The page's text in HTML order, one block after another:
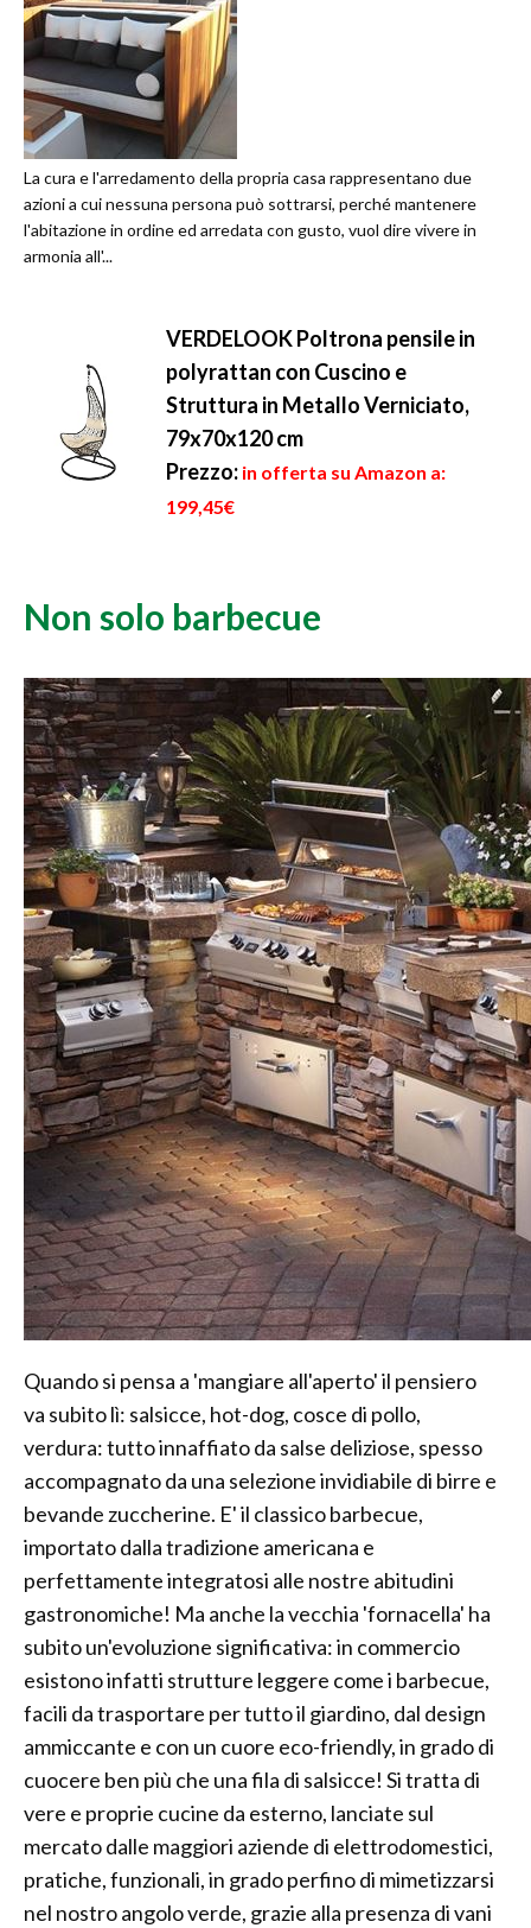
La cura e l'arredamento della propria casa rappresentano due
azioni a cui nessuna persona può sottrarsi, perché mantenere
l'abitazione in ordine ed arredata con gusto, vuol dire vivere in
armonia all'...
VERDELOOK Poltrona pensile in
polyrattan con Cuscino e
Struttura in Metallo Verniciato,
79x70x120 cm
Prezzo: in offerta su Amazon a:
199,45€
Non solo barbecue
Quando si pensa a 'mangiare all'aperto' il pensiero
va subito lì: salsicce, hot-dog, cosce di pollo,
verdura: tutto innaffiato da salse deliziose, spesso
accompagnato da una selezione invidiabile di birre e
bevande zuccherine. E' il classico barbecue,
importato dalla tradizione americana e
perfettamente integratosi alle nostre abitudini
gastronomiche! Ma anche la vecchia 'fornacella' ha
subito un'evoluzione significativa: in commercio
esistono infatti strutture leggere come i barbecue,
facili da trasportare per tutto il giardino, dal design
ammiccante e con un cuore eco-friendly, in grado di
cuocere ben più che una fila di salsicce! Si tratta di
vere e proprie cucine da esterno, lanciate sul
mercato dalle maggiori aziende di elettrodomestici,
pratiche, funzionali, in grado perfino di mimetizzarsi
nel nostro angolo verde, grazie alla presenza di vani